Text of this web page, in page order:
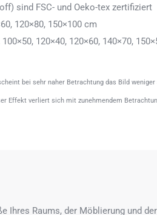
sind FSC- und Oeko-tex zertifiziert
120×80, 150×100 cm
120×40, 120×60, 140×70,
bei sehr naher Betrachtung das Bild
Effekt verliert sich mit zunehmendem
Ihres Raums, der Möblierung und